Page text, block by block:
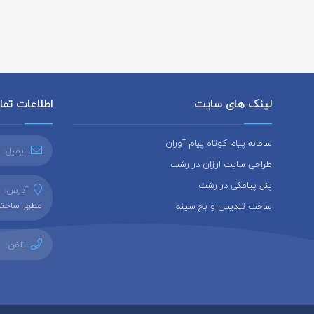
لینک های سایت
سامانه پیام کوتاه پیام آوران
طراحی سایت ارزان در رشت
پنل پیامکی در رشت
ساخت تندیس و بج سینه
اطلاعات
ایمیل:
آدرس:
مطهر-
تلفن: